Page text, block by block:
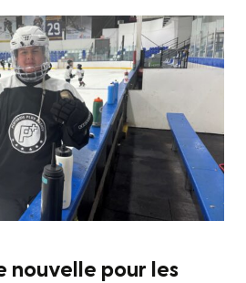
nouvelle pour les